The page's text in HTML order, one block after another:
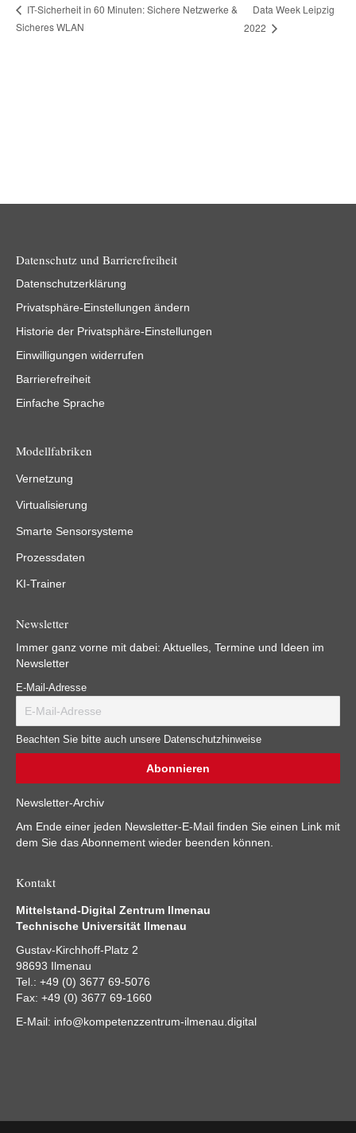
IT-Sicherheit in 60 Minuten: Sichere Netzwerke &
Sicheres WLAN
Data Week Leipzig
2022
Datenschutz und Barrierefreiheit
Datenschutzerklärung
Privatsphäre-Einstellungen ändern
Historie der Privatsphäre-Einstellungen
Einwilligungen widerrufen
Barrierefreiheit
Einfache Sprache
Modellfabriken
Vernetzung
Virtualisierung
Smarte Sensorsysteme
Prozessdaten
KI-Trainer
Newsletter
Immer ganz vorne mit dabei: Aktuelles, Termine und Ideen im
Newsletter
E-Mail-Adresse
Beachten Sie bitte auch unsere Datenschutzhinweise
Newsletter-Archiv
Am Ende einer jeden Newsletter-E-Mail finden Sie einen Link mit
dem Sie das Abonnement wieder beenden können.
Kontakt
Mittelstand-Digital Zentrum Ilmenau
Technische Universität Ilmenau
Gustav-Kirchhoff-Platz 2
98693 Ilmenau
Tel.: +49 (0) 3677 69-5076
Fax: +49 (0) 3677 69-1660
E-Mail: info@kompetenzzentrum-ilmenau.digital